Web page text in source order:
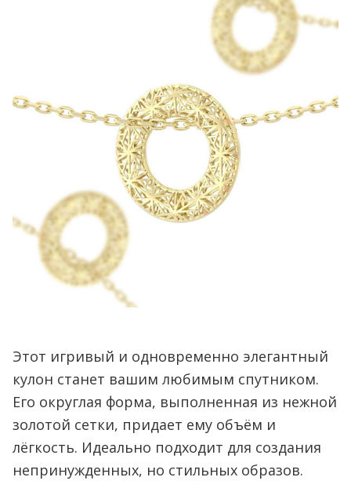
Этот игривый и одновременно элегантный
кулон станет вашим любимым спутником.
Его округлая форма, выполненная из нежной
золотой сетки, придает ему объём и
лёгкость. Идеально подходит для создания
непринужденных, но стильных образов.